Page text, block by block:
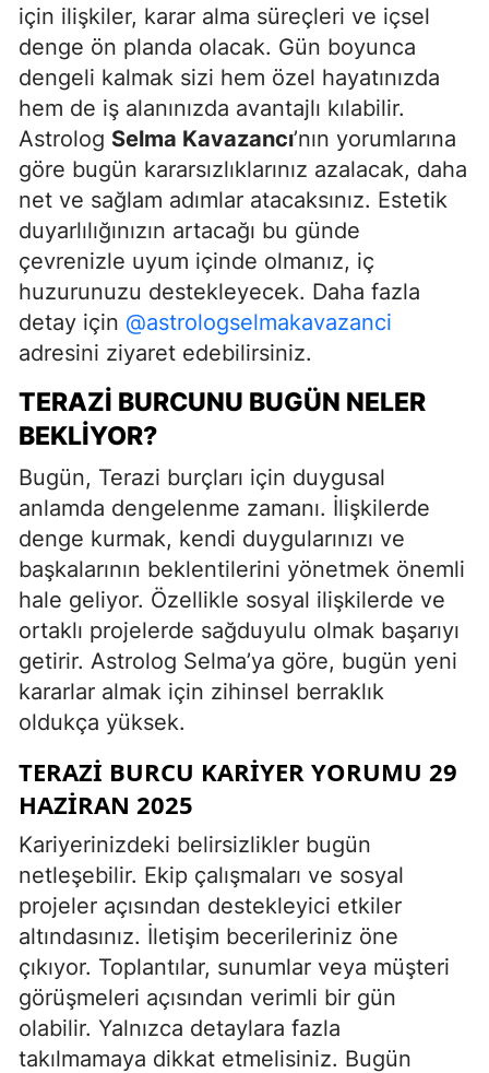
için ilişkiler, karar alma süreçleri ve içsel
denge ön planda olacak. Gün boyunca
dengeli kalmak sizi hem özel hayatınızda
hem de iş alanınızda avantajlı kılabilir.
Astrolog Selma Kavazancı’nın yorumlarına
göre bugün kararsızlıklarınız azalacak, daha
net ve sağlam adımlar atacaksınız. Estetik
duyarlılığınızın artacağı bu günde
çevrenizle uyum içinde olmanız, iç
huzurunuzu destekleyecek. Daha fazla
detay için @astrologselmakavazanci
adresini ziyaret edebilirsiniz.
TERAZI BURCUNU BUGÜN NELER
BEKLIYOR?
Bugün, Terazi burçları için duygusal
anlamda dengelenme zamanı. İlişkilerde
denge kurmak, kendi duygularınızı ve
başkalarının beklentilerini yönetmek önemli
hale geliyor. Özellikle sosyal ilişkilerde ve
ortaklı projelerde sağduyulu olmak başarıyı
getirir. Astrolog Selma’ya göre, bugün yeni
kararlar almak için zihinsel berraklık
oldukça yüksek.
TERAZI BURCU KARIYER YORUMU 29
HAZIRAN 2025
Kariyerinizdeki belirsizlikler bugün
netleşebilir. Ekip çalışmaları ve sosyal
projeler açısından destekleyici etkiler
altındasınız. İletişim becerileriniz öne
çıkıyor. Toplantılar, sunumlar veya müşteri
görüşmeleri açısından verimli bir gün
olabilir. Yalnızca detaylara fazla
takılmamaya dikkat etmelisiniz. Bugün